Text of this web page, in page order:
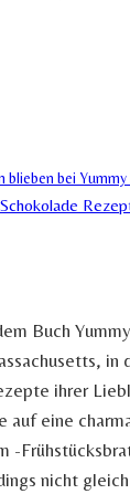
blieben bei
Buch
in
ihrer
auf eine
-
nicht